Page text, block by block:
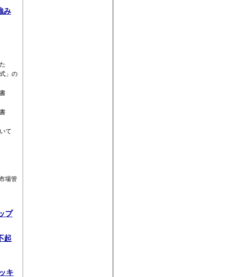
み
」の
て
場管
プ
起
キ